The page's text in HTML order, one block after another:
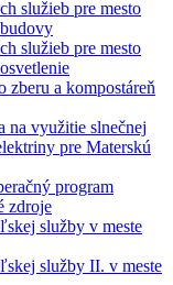
služieb pre mesto
služieb pre mesto
zberu a kompostáreň
na využitie slnečnej
pre Materskú
program
zdroje
služby v meste
služby II. v meste